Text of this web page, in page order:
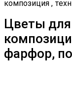
композиция ,
Цветы
фарфор,